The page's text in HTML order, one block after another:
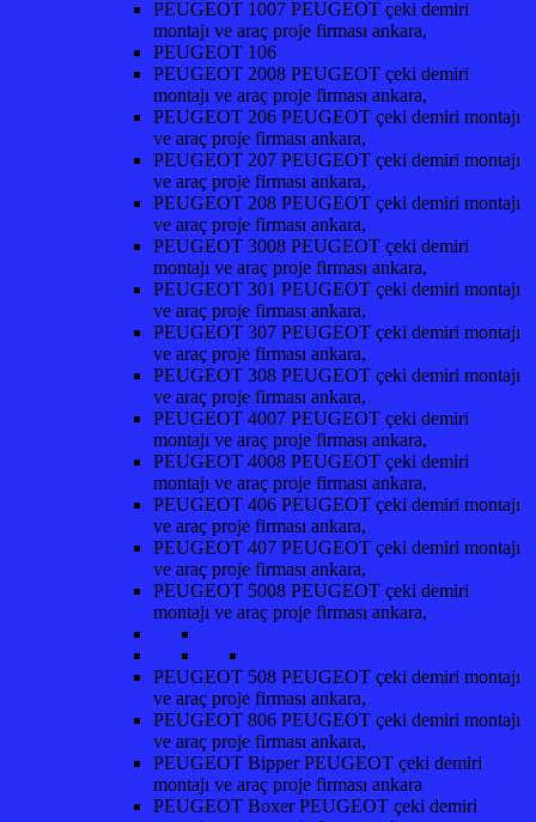
PEUGEOT 1007 PEUGEOT çeki demiri
montajı ve araç proje firması ankara,
PEUGEOT 106
PEUGEOT 2008 PEUGEOT çeki demiri
montajı ve araç proje firması ankara,
PEUGEOT 206 PEUGEOT çeki demiri montajı
ve araç proje firması ankara,
PEUGEOT 207 PEUGEOT çeki demiri montajı
ve araç proje firması ankara,
PEUGEOT 208 PEUGEOT çeki demiri montajı
ve araç proje firması ankara,
PEUGEOT 3008 PEUGEOT çeki demiri
montajı ve araç proje firması ankara,
PEUGEOT 301 PEUGEOT çeki demiri montajı
ve araç proje firması ankara,
PEUGEOT 307 PEUGEOT çeki demiri montajı
ve araç proje firması ankara,
PEUGEOT 308 PEUGEOT çeki demiri montajı
ve araç proje firması ankara,
PEUGEOT 4007 PEUGEOT çeki demiri
montajı ve araç proje firması ankara,
PEUGEOT 4008 PEUGEOT çeki demiri
montajı ve araç proje firması ankara,
PEUGEOT 406 PEUGEOT çeki demiri montajı
ve araç proje firması ankara,
PEUGEOT 407 PEUGEOT çeki demiri montajı
ve araç proje firması ankara,
PEUGEOT 5008 PEUGEOT çeki demiri
montajı ve araç proje firması ankara,
PEUGEOT 508 PEUGEOT çeki demiri montajı
ve araç proje firması ankara,
PEUGEOT 806 PEUGEOT çeki demiri montajı
ve araç proje firması ankara,
PEUGEOT Bipper PEUGEOT çeki demiri
montajı ve araç proje firması ankara
PEUGEOT Boxer PEUGEOT çeki demiri